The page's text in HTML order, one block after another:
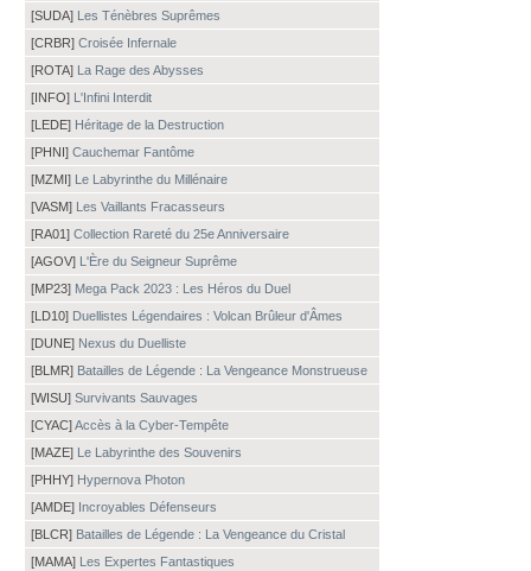
[SUDA] Les Ténèbres Suprêmes
[CRBR] Croisée Infernale
[ROTA] La Rage des Abysses
[INFO] L'Infini Interdit
[LEDE] Héritage de la Destruction
[PHNI] Cauchemar Fantôme
[MZMI] Le Labyrinthe du Millénaire
[VASM] Les Vaillants Fracasseurs
[RA01] Collection Rareté du 25e Anniversaire
[AGOV] L'Ère du Seigneur Suprême
[MP23] Mega Pack 2023 : Les Héros du Duel
[LD10] Duellistes Légendaires : Volcan Brûleur d'Âmes
[DUNE] Nexus du Duelliste
[BLMR] Batailles de Légende : La Vengeance Monstrueuse
[WISU] Survivants Sauvages
[CYAC]Accès à la Cyber-Tempête
[MAZE] Le Labyrinthe des Souvenirs
[PHHY] Hypernova Photon
[AMDE] Incroyables Défenseurs
[BLCR] Batailles de Légende : La Vengeance du Cristal
[MAMA] Les Expertes Fantastiques